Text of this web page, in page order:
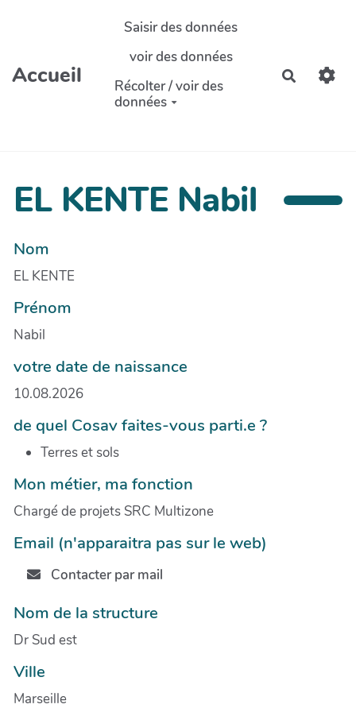
Aller au contenu principal
Accueil
Saisir des données
voir des données
Récolter / voir des
données
EL KENTE Nabil
Nom
EL KENTE
Prénom
Nabil
votre date de naissance
10.08.2026
de quel Cosav faites-vous parti.e ?
Terres et sols
Mon métier, ma fonction
Chargé de projets SRC Multizone
Email (n'apparaitra pas sur le web)
Contacter par mail
Nom de la structure
Dr Sud est
Ville
Marseille